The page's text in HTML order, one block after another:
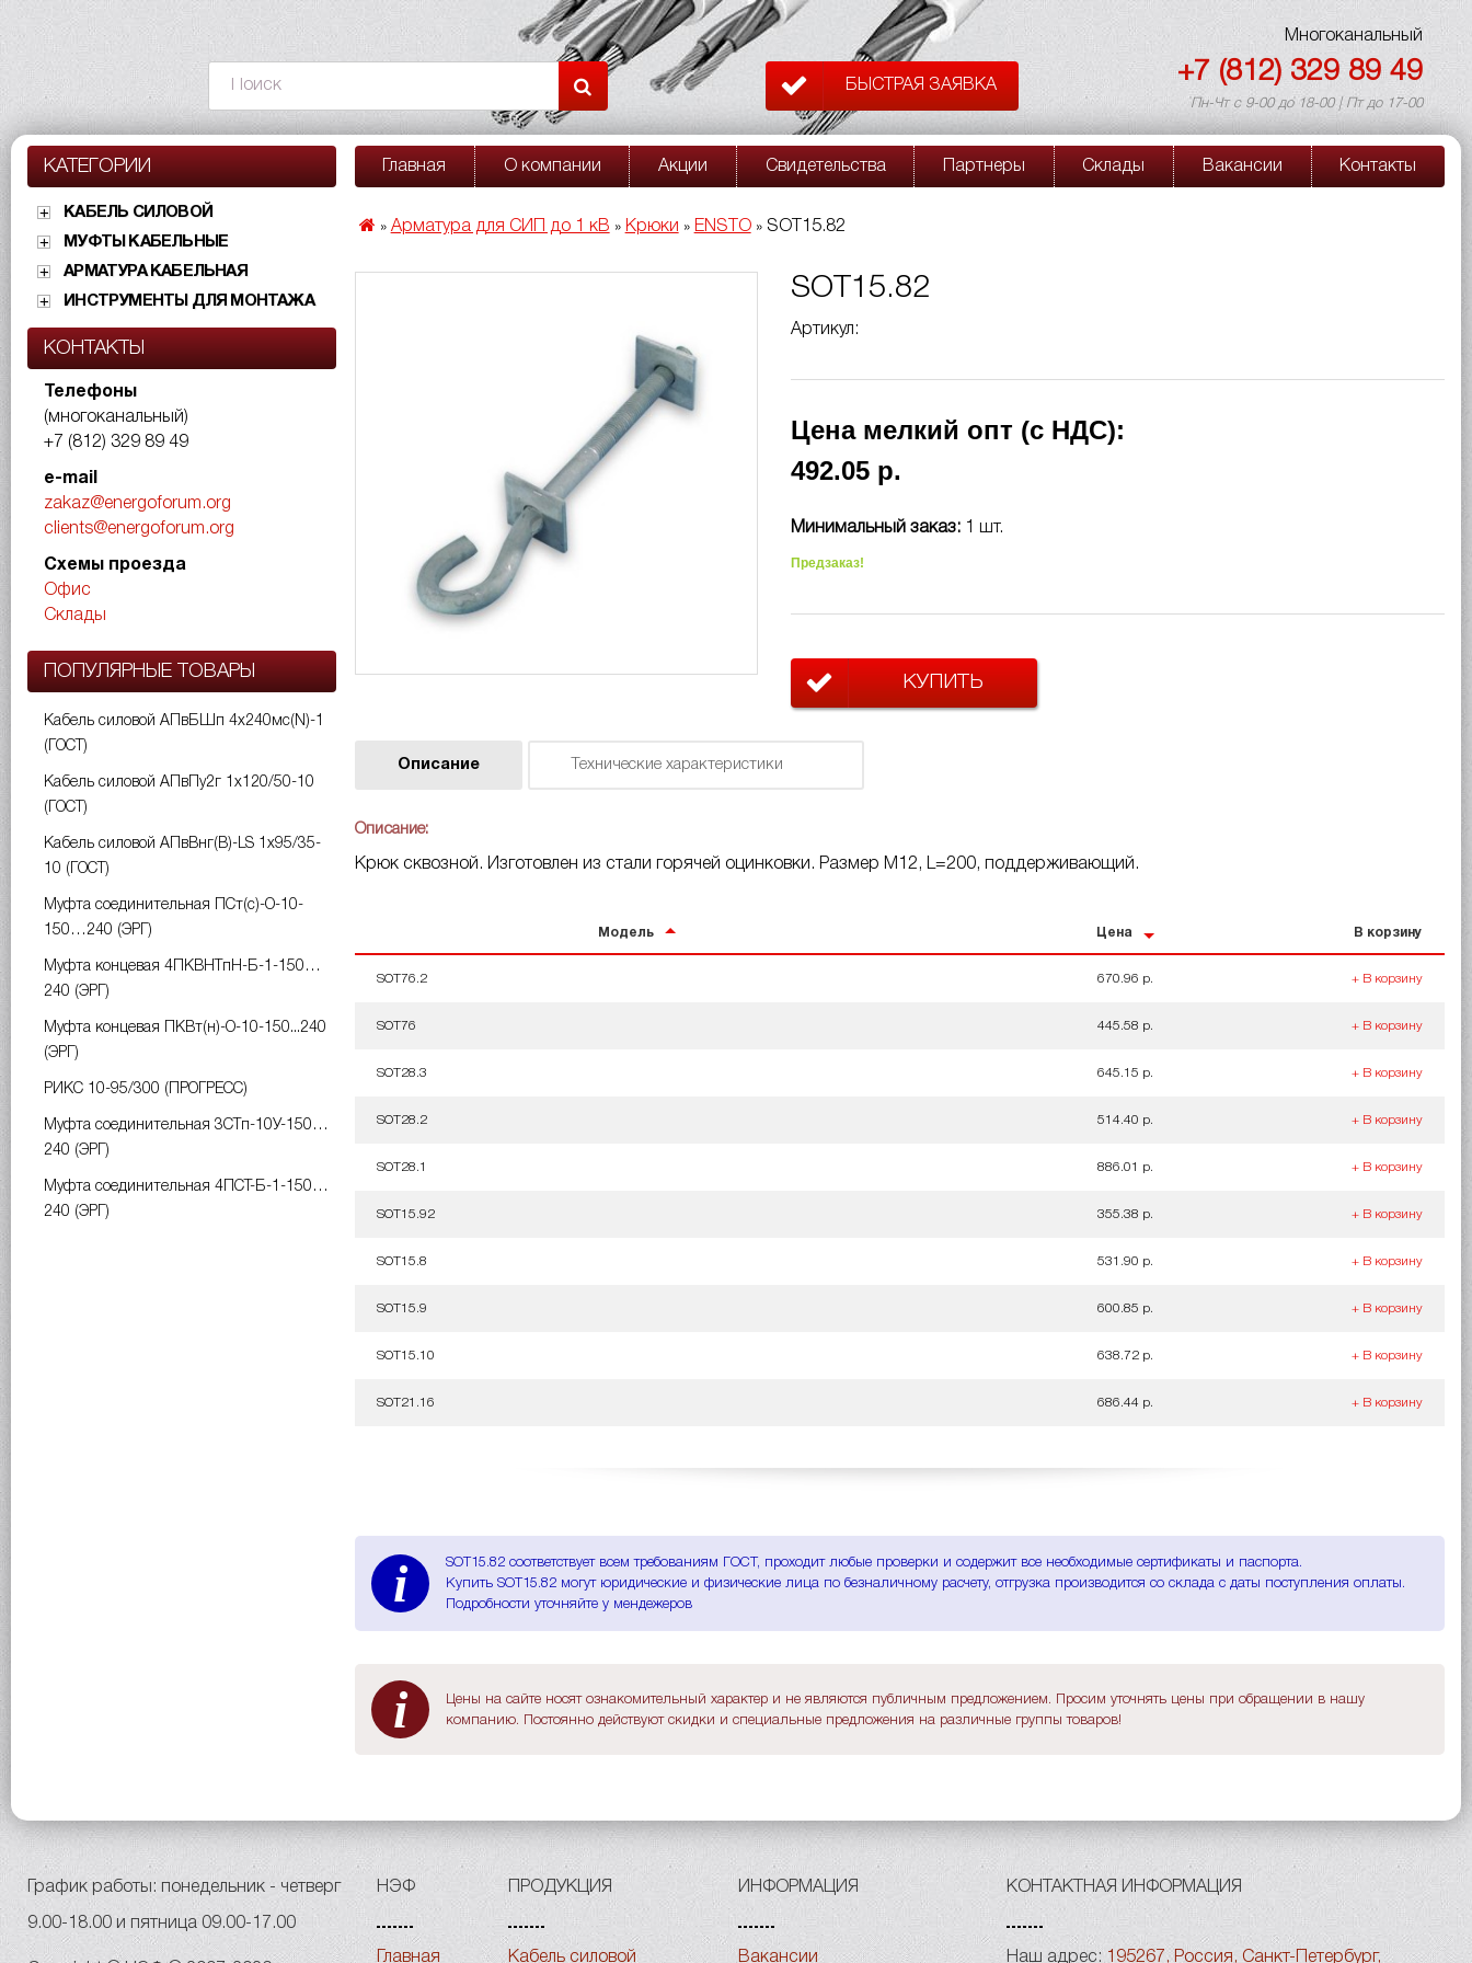
БЫСТРАЯ ЗАЯВКА
Многоканальный
+7 (812) 329 89 49
Пн-Чт с 9-00 до 18-00 | Пт до 17-00
КАТЕГОРИИ
КАБЕЛЬ СИЛОВОЙ
МУФТЫ КАБЕЛЬНЫЕ
АРМАТУРА КАБЕЛЬНАЯ
ИНСТРУМЕНТЫ ДЛЯ МОНТАЖА
КОНТАКТЫ
Телефоны
(многоканальный)
+7 (812) 329 89 49
e-mail
zakaz@energoforum.org
clients@energoforum.org
Схемы проезда
Офис
Склады
ПОПУЛЯРНЫЕ ТОВАРЫ
Кабель силовой АПвБШп 4х240мс(N)-1
(ГОСТ)
Кабель силовой АПвПу2г 1х120/50-10
(ГОСТ)
Кабель силовой АПвВнг(B)-LS 1х95/35-
10 (ГОСТ)
Муфта соединительная ПСт(с)-О-10-
150…240 (ЭРГ)
Муфта концевая 4ПКВНТпН-Б-1-150…
240 (ЭРГ)
Муфта концевая ПКВт(н)-О-10-150...240
(ЭРГ)
РИКС 10-95/300 (ПРОГРЕСС)
Муфта соединительная 3СТп-10У-150…
240 (ЭРГ)
Муфта соединительная 4ПСТ-Б-1-150…
240 (ЭРГ)
Главная О компании Акции Свидетельства Партнеры Склады Вакансии Контакты
» Арматура для СИП до 1 кВ » Крюки » ENSTO» SOT15.82
SOT15.82
Артикул:
Цена мелкий опт (с НДС):
492.05 р.
Минимальный заказ: 1 шт.
Предзаказ!
КУПИТЬ
Описание Технические характеристики
Описание:
Крюк сквозной. Изготовлен из стали горячей оцинковки. Размер M12, L=200, поддерживающий.
Модель Цена В корзину
SOT76.2 670.96 р. + В корзину
SOT76 445.58 р. + В корзину
SOT28.3 645.15 р. + В корзину
SOT28.2 514.40 р. + В корзину
SOT28.1 886.01 р. + В корзину
SOT15.92 355.38 р. + В корзину
SOT15.8 531.90 р. + В корзину
SOT15.9 600.85 р. + В корзину
SOT15.10 638.72 р. + В корзину
SOT21.16 686.44 р. + В корзину
i
SOT15.82 соответствует всем требованиям ГОСТ, проходит любые проверки и содержит все необходимые сертификаты и паспорта.
Купить SOT15.82 могут юридические и физические лица по безналичному расчету, отгрузка производится со склада с даты поступления оплаты.
Подробности уточняйте у мендежеров
i
Цены на сайте носят ознакомительный характер и не являются публичным предложением. Просим уточнять цены при обращении в нашу
компанию. Постоянно действуют скидки и специальные предложения на различные группы товаров!
НЭФ
Главная
ПРОДУКЦИЯ
Кабель силовой
ИНФОРМАЦИЯ
Вакансии
КОНТАКТНАЯ ИНФОРМАЦИЯ
Наш адрес: 195267, Россия, Санкт-Петербург,
График работы: понедельник - четверг
9.00-18.00 и пятница 09.00-17.00